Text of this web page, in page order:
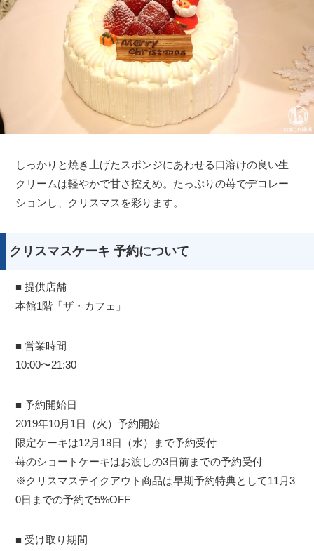
しっかりと焼き上げたスポンジにあわせる口溶けの良い生
クリームは軽やかで甘さ控えめ。たっぷりの苺でデコレー
ションし、クリスマスを彩ります。
クリスマスケーキ 予約について
■ 提供店舗
本館1階「ザ・カフェ」
■ 営業時間
10:00〜21:30
■ 予約開始日
2019年10月1日（火）予約開始
限定ケーキは12月18日（水）まで予約受付
苺のショートケーキはお渡しの3日前までの予約受付
※クリスマステイクアウト商品は早期予約特典として11月3
0日までの予約で5%OFF
■ 受け取り期間